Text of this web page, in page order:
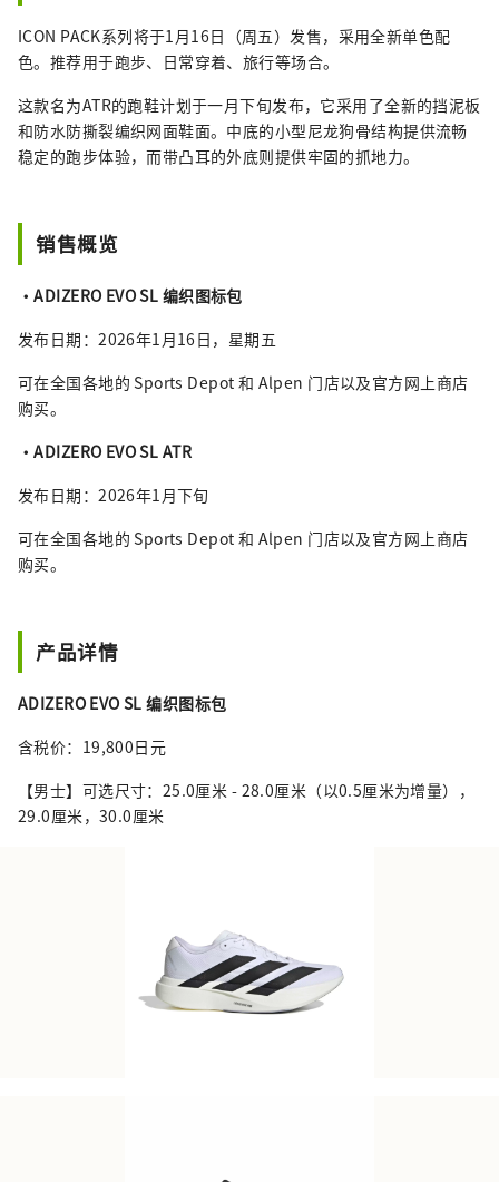
ICON PACK系列将于1月16日（周五）发售，采用全新单色配
色。推荐用于跑步、日常穿着、旅行等场合。
这款名为ATR的跑鞋计划于一月下旬发布，它采用了全新的挡泥板
和防水防撕裂编织网面鞋面。中底的小型尼龙狗骨结构提供流畅
稳定的跑步体验，而带凸耳的外底则提供牢固的抓地力。
销售概览
・ADIZERO EVO SL 编织图标包
发布日期：2026年1月16日，星期五
可在全国各地的 Sports Depot 和 Alpen 门店以及官方网上商店
购买。
・ADIZERO EVO SL ATR
发布日期：2026年1月下旬
可在全国各地的 Sports Depot 和 Alpen 门店以及官方网上商店
购买。
产品详情
ADIZERO EVO SL 编织图标包
含税价：19,800日元
【男士】可选尺寸：25.0厘米 - 28.0厘米（以0.5厘米为增量），
29.0厘米，30.0厘米